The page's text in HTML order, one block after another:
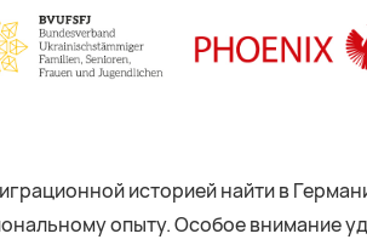
историей найти в
опыту. Особое внимание